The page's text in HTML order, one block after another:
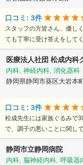
口コミ: 3件
スタッフの方皆さん、優し
ても丁寧に受け答えをして
医療法人社団 松成内科
内科, 神経内科, 消化器科
静岡県静岡市葵区大岩本
口コミ: 3件
松成先生には家族ぐるみで
で、調子の悪いことに関し
静岡市立静岡病院
内科, 脳神経内科, 呼吸器